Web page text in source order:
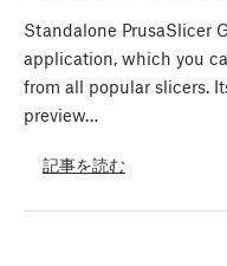
Standalone PrusaSlicer
application, which you
from all popular slicers.
preview…
記事を読む